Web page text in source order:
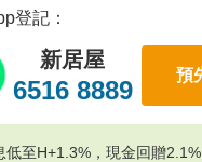
登記：
新居屋
6516 8889
預
低至H+1.3%，現金回贈